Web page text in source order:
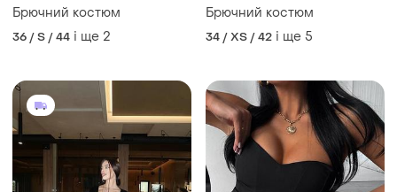
Брючний костюм
36 / S / 44 і ще 2
Брючний костюм
34 / XS / 42 і ще 5